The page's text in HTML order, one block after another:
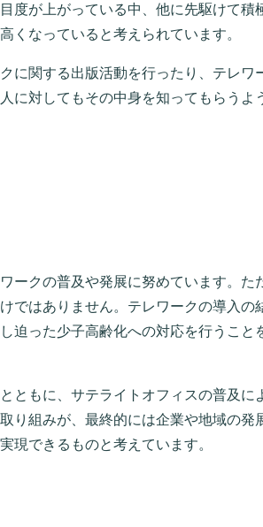
度が上がっている中、他に先駆けて積
くなっていると考えられています。
に関する出版活動を行ったり、テレワ
に対してもその中身を知ってもらうよ
ークの普及や発展に努めています。た
ではありません。テレワークの導入の
迫った少子高齢化への対応を行うこと
ともに、サテライトオフィスの普及に
り組みが、最終的には企業や地域の発
現できるものと考えています。